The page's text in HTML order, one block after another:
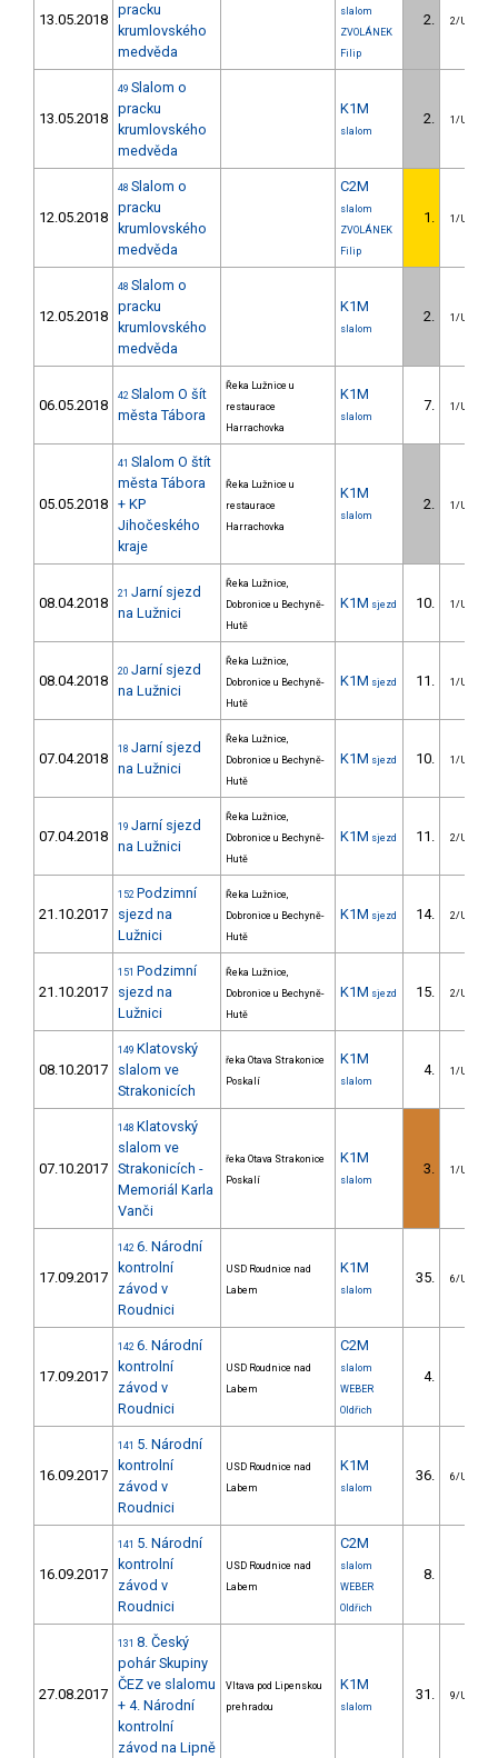
13.05.2018
pracku
krumlovského
medvěda
slalom
ZVOLÁNEK
Filip
2. 2/U23
13.05.2018
49 Slalom o
pracku
krumlovského
medvěda
K1M
slalom
2. 1/U23
12.05.2018
48 Slalom o
pracku
krumlovského
medvěda
C2M
slalom
ZVOLÁNEK
Filip
1. 1/U23
12.05.2018
48 Slalom o
pracku
krumlovského
medvěda
K1M
slalom
2. 1/U23
06.05.2018
42 Slalom O šít
města Tábora
Řeka Lužnice u
restaurace
Harrachovka
K1M
slalom
7. 1/U23
05.05.2018
41 Slalom O štít
města Tábora
+ KP
Jihočeského
kraje
Řeka Lužnice u
restaurace
Harrachovka
K1M
slalom
2. 1/U23
08.04.2018
21 Jarní sjezd
na Lužnici
Řeka Lužnice,
Dobronice u Bechyně-
Hutě
K1M sjezd 10. 1/U23
08.04.2018
20 Jarní sjezd
na Lužnici
Řeka Lužnice,
Dobronice u Bechyně-
Hutě
K1M sjezd 11. 1/U23
07.04.2018
18 Jarní sjezd
na Lužnici
Řeka Lužnice,
Dobronice u Bechyně-
Hutě
K1M sjezd 10. 1/U23
07.04.2018
19 Jarní sjezd
na Lužnici
Řeka Lužnice,
Dobronice u Bechyně-
Hutě
K1M sjezd 11. 2/U23
21.10.2017
152 Podzimní
sjezd na
Lužnici
Řeka Lužnice,
Dobronice u Bechyně-
Hutě
K1M sjezd 14. 2/U23
21.10.2017
151 Podzimní
sjezd na
Lužnici
Řeka Lužnice,
Dobronice u Bechyně-
Hutě
K1M sjezd 15. 2/U23
08.10.2017
149 Klatovský
slalom ve
Strakonicích
řeka Otava Strakonice
Poskalí
K1M
slalom
4. 1/U23
07.10.2017
148 Klatovský
slalom ve
Strakonicích -
Memoriál Karla
Vanči
řeka Otava Strakonice
Poskalí
K1M
slalom
3. 1/U23
17.09.2017
142 6. Národní
kontrolní
závod v
Roudnici
USD Roudnice nad
Labem
K1M
slalom
35. 6/U23
17.09.2017
142 6. Národní
kontrolní
závod v
Roudnici
USD Roudnice nad
Labem
C2M
slalom
WEBER
Oldřich
4.
16.09.2017
141 5. Národní
kontrolní
závod v
Roudnici
USD Roudnice nad
Labem
K1M
slalom
36. 6/U23
16.09.2017
141 5. Národní
kontrolní
závod v
Roudnici
USD Roudnice nad
Labem
C2M
slalom
WEBER
Oldřich
8.
27.08.2017
131 8. Český
pohár Skupiny
ČEZ ve slalomu
+ 4. Národní
kontrolní
závod na Lipně
Vltava pod Lipenskou
prehradou
K1M
slalom
31. 9/U23